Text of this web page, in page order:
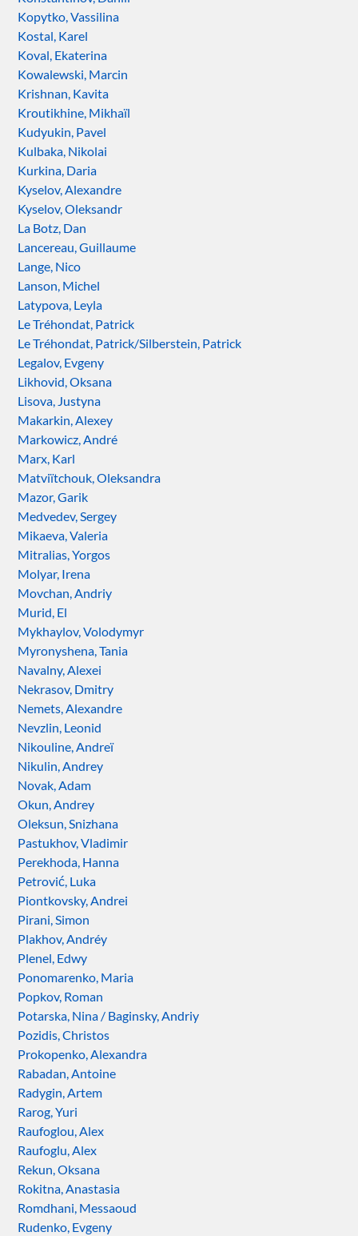
Kopytko, Vassilina
Kostal, Karel
Koval, Ekaterina
Kowalewski, Marcin
Krishnan, Kavita
Kroutikhine, Mikhaïl
Kudyukin, Pavel
Kulbaka, Nikolai
Kurkina, Daria
Kyselov, Alexandre
Kyselov, Oleksandr
La Botz, Dan
Lancereau, Guillaume
Lange, Nico
Lanson, Michel
Latypova, Leyla
Le Tréhondat, Patrick
Le Tréhondat, Patrick/Silberstein, Patrick
Legalov, Evgeny
Likhovid, Oksana
Lisova, Justyna
Makarkin, Alexey
Markowicz, André
Marx, Karl
Matviïtchouk, Oleksandra
Mazor, Garik
Medvedev, Sergey
Mikaeva, Valeria
Mitralias, Yorgos
Molyar, Irena
Movchan, Andriy
Murid, El
Mykhaylov, Volodymyr
Myronyshena, Tania
Navalny, Alexei
Nekrasov, Dmitry
Nemets, Alexandre
Nevzlin, Leonid
Nikouline, Andreï
Nikulin, Andrey
Novak, Adam
Okun, Andrey
Oleksun, Snizhana
Pastukhov, Vladimir
Perekhoda, Hanna
Petrović, Luka
Piontkovsky, Andrei
Pirani, Simon
Plakhov, Andréy
Plenel, Edwy
Ponomarenko, Maria
Popkov, Roman
Potarska, Nina / Baginsky, Andriy
Pozidis, Christos
Prokopenko, Alexandra
Rabadan, Antoine
Radygin, Artem
Rarog, Yuri
Raufoglou, Alex
Raufoglu, Alex
Rekun, Oksana
Rokitna, Anastasia
Romdhani, Messaoud
Rudenko, Evgeny